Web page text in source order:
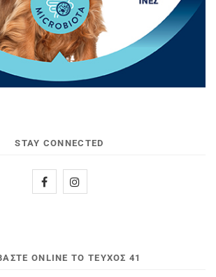
STAY CONNECTED
ONLINE ΤΟ ΤΕΎΧΟΣ 41